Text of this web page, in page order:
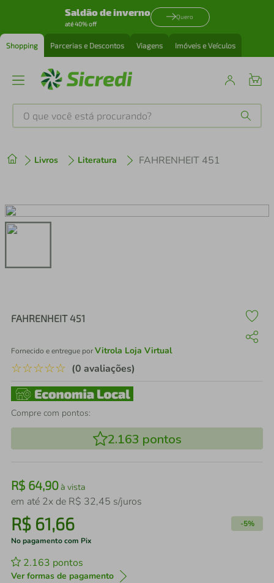
Saldão de inverno
até 40% off
Quero
Shopping Parcerias e Descontos Viagens Imóveis e Veículos
O que você está procurando?
Livros Literatura FAHRENHEIT 451
FAHRENHEIT 451
Fornecido e entregue porVitrola Loja Virtual
☆☆☆☆☆ (0 avaliações)
Compre com pontos:
2.163 pontos
R$ 64,90à vista
em até 2x de R$ 32,45 s/juros
R$ 61,66 -5%
No pagamento com Pix
2.163 pontos
Ver formas de pagamento
2º cafeteira